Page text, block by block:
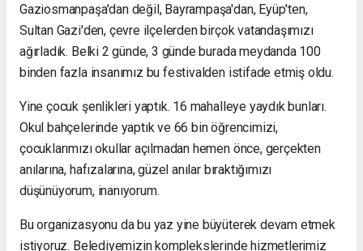
Gaziosmanpaşa'dan değil, Bayrampaşa'dan, Eyüp'ten,
Sultan Gazi'den, çevre ilçelerden birçok vatandaşımızı
ağırladık. Belki 2 günde, 3 günde burada meydanda 100
binden fazla insanımız bu festivalden istifade etmiş oldu.
Yine çocuk şenlikleri yaptık. 16 mahalleye yaydık bunları.
Okul bahçelerinde yaptık ve 66 bin öğrencimizi,
çocuklarımızı okullar açılmadan hemen önce, gerçekten
anılarına, hafızalarına, güzel anılar bıraktığımızı
düşünüyorum, inanıyorum.
Bu organizasyonu da bu yaz yine büyüterek devam etmek
istiyoruz. Belediyemizin komplekslerinde hizmetlerimiz